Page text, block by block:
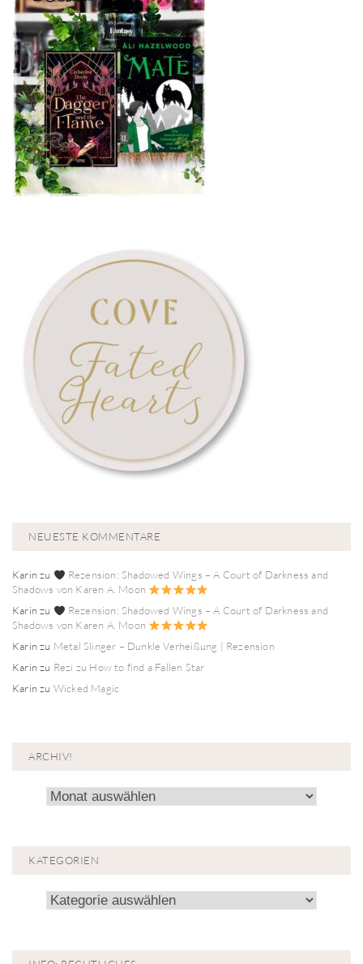
NEUESTE KOMMENTARE
Karinzu
Rezension: Shadowed Wings – A Court of Darkness and
Shadows von Karen A. Moon
Karinzu
Rezension: Shadowed Wings – A Court of Darkness and
Shadows von Karen A. Moon
Karinzu Metal Slinger – Dunkle Verheißung | Rezension
Karinzu Rezi zu How to find a Fallen Star
Karinzu Wicked Magic
ARCHIV!
Archiv!
KATEGORIEN
Kategorien